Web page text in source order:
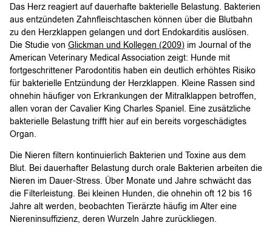
Das Herz reagiert auf dauerhafte bakterielle Belastung. Bakterien
aus entzündeten Zahnfleischtaschen können über die Blutbahn
zu den Herzklappen gelangen und dort Endokarditis auslösen.
Die Studie von Glickman und Kollegen (2009) im Journal of the
American Veterinary Medical Association zeigt: Hunde mit
fortgeschrittener Parodontitis haben ein deutlich erhöhtes Risiko
für bakterielle Entzündung der Herzklappen. Kleine Rassen sind
ohnehin häufiger von Erkrankungen der Mitralklappen betroffen,
allen voran der Cavalier King Charles Spaniel. Eine zusätzliche
bakterielle Belastung trifft hier auf ein bereits vorgeschädigtes
Organ.
Die Nieren filtern kontinuierlich Bakterien und Toxine aus dem
Blut. Bei dauerhafter Belastung durch orale Bakterien arbeiten die
Nieren im Dauer-Stress. Über Monate und Jahre schwächt das
die Filterleistung. Bei kleinen Hunden, die ohnehin oft 12 bis 16
Jahre alt werden, beobachten Tierärzte häufig im Alter eine
Niereninsuffizienz, deren Wurzeln Jahre zurückliegen.